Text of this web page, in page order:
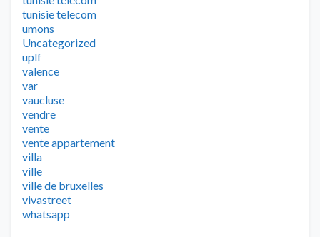
tunisie telecom
umons
Uncategorized
uplf
valence
var
vaucluse
vendre
vente
vente appartement
villa
ville
ville de bruxelles
vivastreet
whatsapp